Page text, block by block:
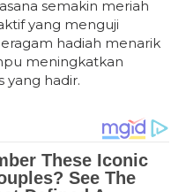
semakin meriah
yang menguji
hadiah menarik
meningkatkan
yang hadir.